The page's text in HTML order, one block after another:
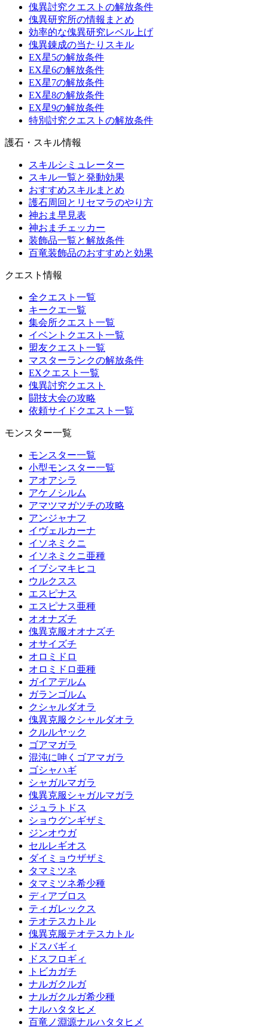
傀異討究クエストの解放条件
傀異研究所の情報まとめ
効率的な傀異研究レベル上げ
傀異錬成の当たりスキル
EX星5の解放条件
EX星6の解放条件
EX星7の解放条件
EX星8の解放条件
EX星9の解放条件
特別討究クエストの解放条件
護石・スキル情報
スキルシミュレーター
スキル一覧と発動効果
おすすめスキルまとめ
護石周回とリセマラのやり方
神おま早見表
神おまチェッカー
装飾品一覧と解放条件
百竜装飾品のおすすめと効果
クエスト情報
全クエスト一覧
キークエ一覧
集会所クエスト一覧
イベントクエスト一覧
盟友クエスト一覧
マスターランクの解放条件
EXクエスト一覧
傀異討究クエスト
闘技大会の攻略
依頼サイドクエスト一覧
モンスター一覧
モンスター一覧
小型モンスター一覧
アオアシラ
アケノシルム
アマツマガツチの攻略
アンジャナフ
イヴェルカーナ
イソネミクニ
イソネミクニ亜種
イブシマキヒコ
ウルクスス
エスピナス
エスピナス亜種
オオナズチ
傀異克服オオナズチ
オサイズチ
オロミドロ
オロミドロ亜種
ガイアデルム
ガランゴルム
クシャルダオラ
傀異克服クシャルダオラ
クルルヤック
ゴアマガラ
混沌に呻くゴアマガラ
ゴシャハギ
シャガルマガラ
傀異克服シャガルマガラ
ジュラトドス
ショウグンギザミ
ジンオウガ
セルレギオス
ダイミョウザザミ
タマミツネ
タマミツネ希少種
ディアブロス
ティガレックス
テオテスカトル
傀異克服テオテスカトル
ドスバギィ
ドスフロギィ
トビカガチ
ナルガクルガ
ナルガクルガ希少種
ナルハタタヒメ
百竜ノ淵源ナルハタタヒメ